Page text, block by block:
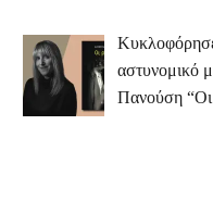
αστυνομικό
Πανούση “Οι